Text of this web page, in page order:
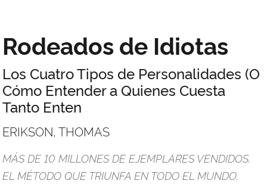
Rodeados de Idiotas
Los Cuatro Tipos de Personalidades (O
Cómo Entender a Quienes Cuesta
Tanto Enten
ERIKSON, THOMAS
MÁS DE 10 MILLONES DE EJEMPLARES VENDIDOS.
EL MÉTODO QUE TRIUNFA EN TODO EL MUNDO.